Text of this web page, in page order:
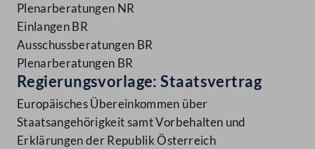
Plenarberatungen NR
Einlangen BR
Ausschussberatungen BR
Plenarberatungen BR
Regierungsvorlage: Staatsvertrag
Europäisches Übereinkommen über
Staatsangehörigkeit samt Vorbehalten und
Erklärungen der Republik Österreich